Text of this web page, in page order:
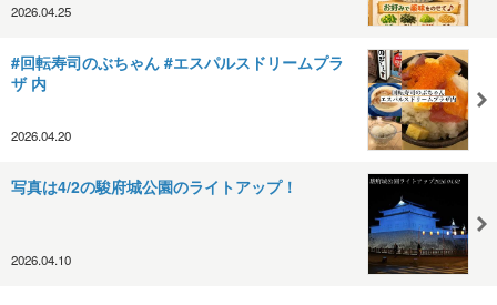
2026.04.25
#回転寿司のぶちゃん #エスパルスドリームプラ
ザ 内
2026.04.20
写真は4/2の駿府城公園のライトアップ！
2026.04.10